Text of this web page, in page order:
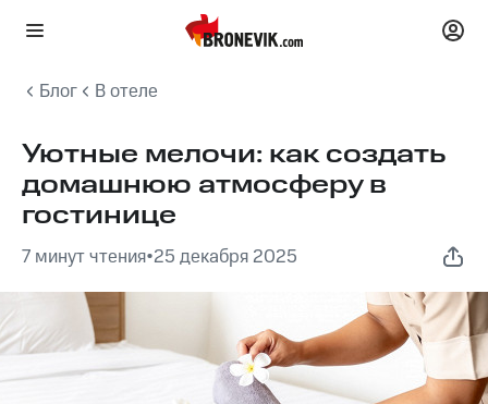
Блог В отеле
Уютные мелочи: как создать
домашнюю атмосферу в
гостинице
7 минут чтения•25 декабря 2025